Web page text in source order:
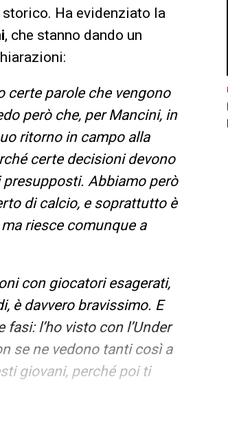
Ha evidenziato la
, che stanno dando un
certe parole che vengono
però che, per Mancini, in
ritorno in campo alla
certe decisioni devono
presupposti. Abbiamo però
di calcio, e soprattutto è
riesce comunque a
con giocatori esagerati,
è davvero bravissimo. E
l’ho visto con l’Under
se ne vedono tanti così a
giovani, perché poi ti